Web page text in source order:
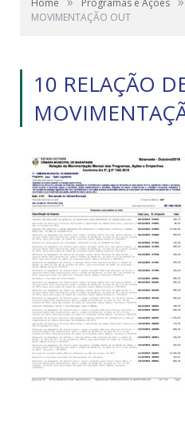
Home Programas e Ações
MOVIMENTAÇÃO OUT
10 RELAÇÃO